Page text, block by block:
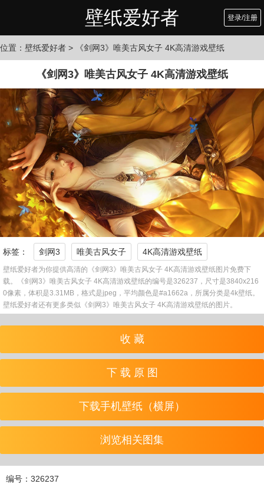
壁纸爱好者 登录/注册
位置： 壁纸爱好者 > 《剑网3》唯美古风女子 4K高清游戏壁纸
《剑网3》唯美古风女子 4K高清游戏壁纸
标签： 剑网3 唯美古风女子 4K高清游戏壁纸
壁纸爱好者为你提供高清的《剑网3》唯美古风女子 4K高清游戏壁纸图片免费下
载。《剑网3》唯美古风女子 4K高清游戏壁纸的编号是326237，尺寸是3840x216
0像素，体积是3.31MB，格式是jpeg，平均颜色是#a1662a，所属分类是4k壁纸。
壁纸爱好者还有更多类似《剑网3》唯美古风女子 4K高清游戏壁纸的图片。
收 藏
下 载 原 图
下载手机壁纸（横屏）
浏览相关图集
编号：326237